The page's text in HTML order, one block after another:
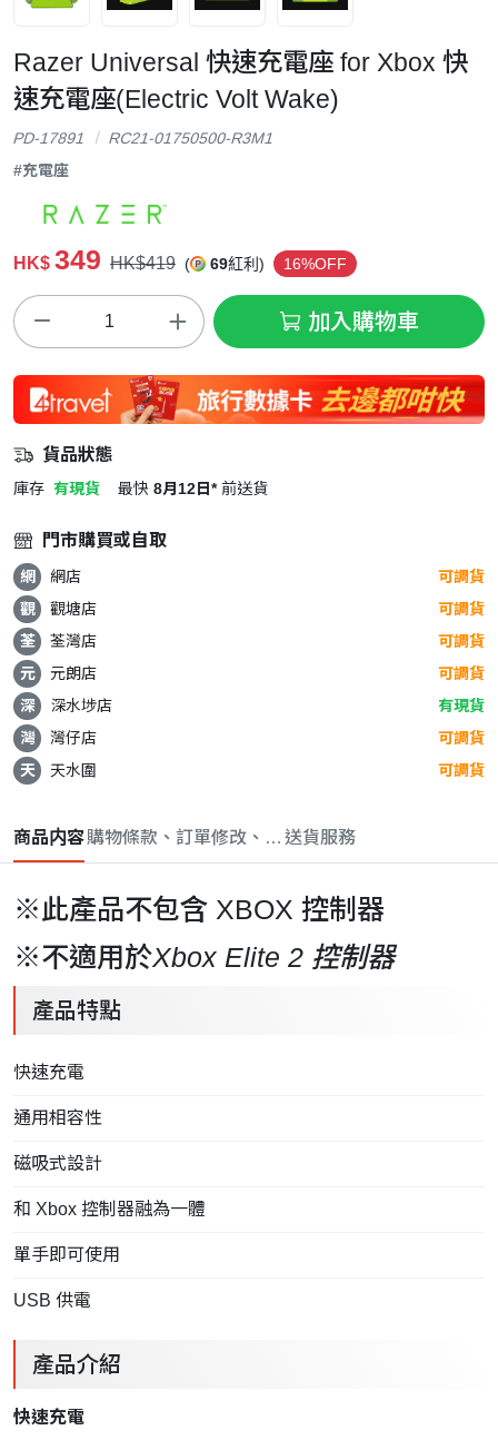
Razer Universal 快速充電座 for Xbox 快
速充電座(Electric Volt Wake)
PD-17891
RC21-01750500-R3M1
#充電座
HK$ 349 HK$419 ( 69紅利) 16%OFF
加入購物車
貨品狀態
庫存 有現貨 最快 8月12日* 前送貨
門市購買或自取
網 網店
可調貨
觀
觀塘店
可調貨
荃
荃灣店
可調貨
元
元朗店
可調貨
深
深水埗店
有現貨
灣
灣仔店
可調貨
天
天水圍 可調貨
商品内容購物條款、訂單修改、取消與退款政策
送貨服務
※此產品不包含 XBOX 控制器
※不適用於Xbox Elite 2 控制器
產品特點
快速充電
通用相容性
磁吸式設計
和 Xbox 控制器融為一體
單手即可使用
USB 供電
產品介紹
快速充電